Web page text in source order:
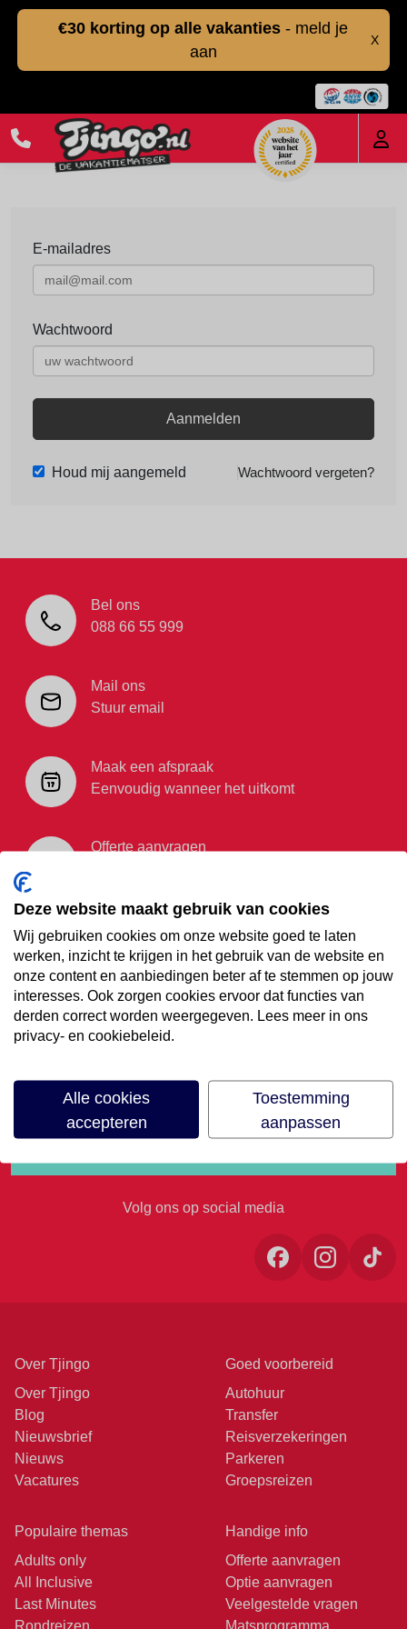
€30 korting op alle vakanties - meld je
aan
X
E-mailadres
Wachtwoord
Aanmelden
Houd mij aangemeld Wachtwoord vergeten?
Bel ons
088 66 55 999
Mail ons
Stuur email
Maak een afspraak
Eenvoudig wanneer het uitkomt
Offerte aanvragen
€35,- korting op je
volgende vakantie
Meld je aan voor onze nieuwsbrief
Volg ons op social media
Over Tjingo
Over Tjingo
Blog
Nieuwsbrief
Nieuws
Vacatures
Goed voorbereid
Autohuur
Transfer
Reisverzekeringen
Parkeren
Groepsreizen
Populaire themas
Adults only
All Inclusive
Last Minutes
Rondreizen
Handige info
Offerte aanvragen
Optie aanvragen
Veelgestelde vragen
Matsprogramma
Deze website maakt gebruik van cookies
Wij gebruiken cookies om onze website goed te laten
werken, inzicht te krijgen in het gebruik van de website en
onze content en aanbiedingen beter af te stemmen op jouw
interesses. Ook zorgen cookies ervoor dat functies van
derden correct worden weergegeven. Lees meer in ons
privacy- en cookiebeleid.
Alle cookies
accepteren
Toestemming
aanpassen